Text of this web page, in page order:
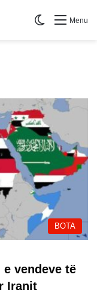
Menu
Switch skin
BOTA
vendeve të
Iranit